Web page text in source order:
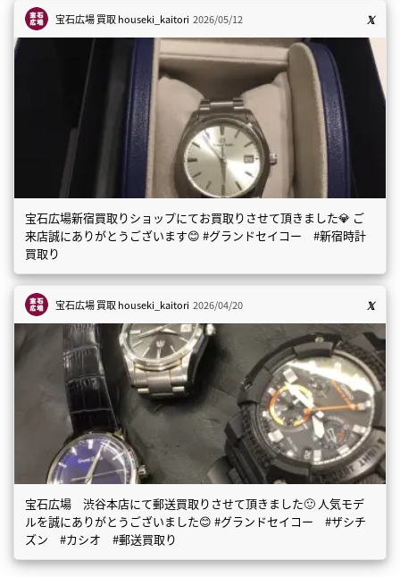
宝石広場 買取houseki_kaitori 2026/05/12
宝石広場新宿買取りショップにてお買取りさせて頂きました💎 ご
来店誠にありがとうございます😊 #グランドセイコー #新宿時計
買取り
宝石広場 買取houseki_kaitori 2026/04/20
宝石広場 渋谷本店にて郵送買取りさせて頂きました🙂 人気モデ
ルを誠にありがとうございました😊 #グランドセイコー #ザシチ
ズン #カシオ #郵送買取り